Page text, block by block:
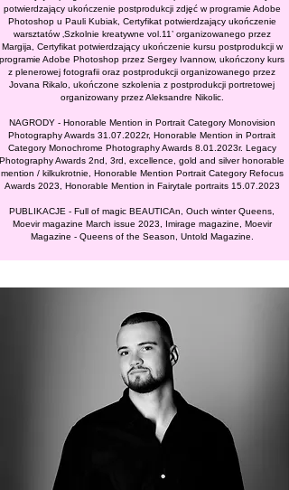
potwierdzający ukończenie postprodukcji zdjęć w programie Adobe
Photoshop u Pauli Kubiak, Certyfikat potwierdzający ukończenie
warsztatów ‚Szkolnie kreatywne vol.11’ organizowanego przez
Margija, Certyfikat potwierdzający ukończenie kursu postprodukcji w
programie Adobe Photoshop przez Sergey Ivannow, ukończony kurs
z plenerowej fotografii oraz postprodukcji organizowanego przez
Jovana Rikalo, ukończone szkolenia z postprodukcji portretowej
organizowany przez Aleksandre Nikolic.
NAGRODY - Honorable Mention in Portrait Category Monovision
Photography Awards 31.07.2022r, Honorable Mention in Portrait
Category Monochrome Photography Awards 8.01.2023r. Legacy
Photography Awards 2nd, 3rd, excellence, gold and silver honorable
mention / kilkukrotnie, Honorable Mention Portrait Category Refocus
Awards 2023, Honorable Mention in Fairytale portraits 15.07.2023
PUBLIKACJE - Full of magic BEAUTICAn, Ouch winter Queens,
Moevir magazine March issue 2023, Imirage magazine, Moevir
Magazine - Queens of the Season, Untold Magazine.